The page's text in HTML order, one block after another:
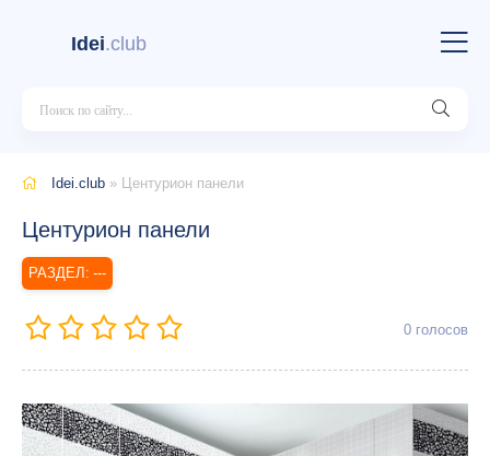
Idei.club
Idei.club » Центурион панели
Центурион панели
---
0 голосов